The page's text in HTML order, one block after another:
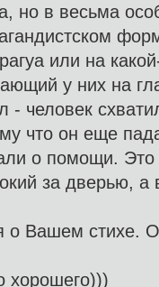
но в весьма
или на
у них на
- человек
что он еще
о помощи. Это
за дверью, а
о Вашем стихе.
хорошего)))